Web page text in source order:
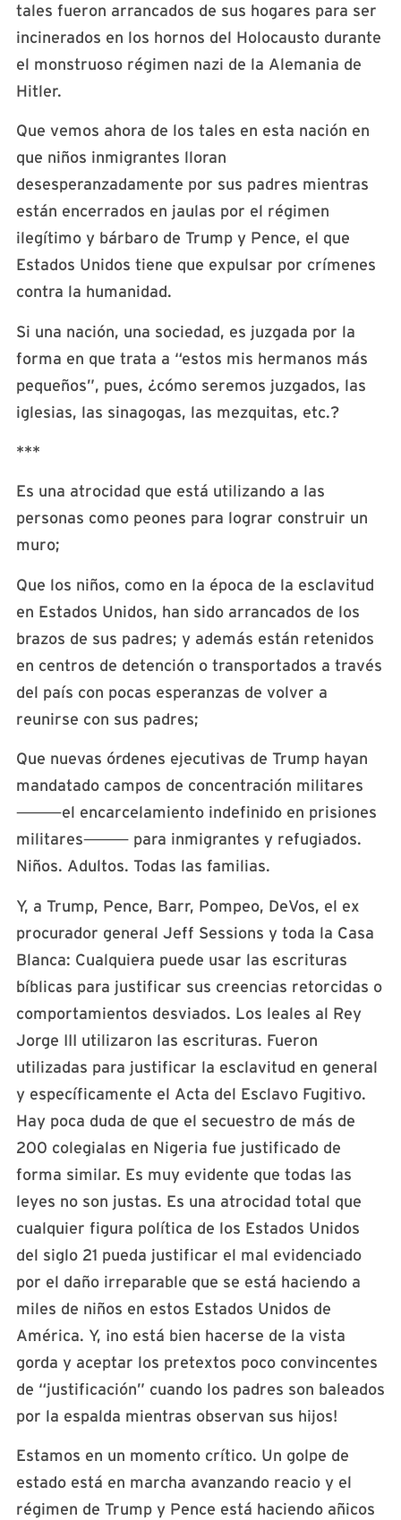
tales fueron arrancados de sus hogares para ser
incinerados en los hornos del Holocausto durante
el monstruoso régimen nazi de la Alemania de
Hitler.
Que vemos ahora de los tales en esta nación en
que niños inmigrantes lloran
desesperanzadamente por sus padres mientras
están encerrados en jaulas por el régimen
ilegítimo y bárbaro de Trump y Pence, el que
Estados Unidos tiene que expulsar por crímenes
contra la humanidad.
Si una nación, una sociedad, es juzgada por la
forma en que trata a “estos mis hermanos más
pequeños”, pues, ¿cómo seremos juzgados, las
iglesias, las sinagogas, las mezquitas, etc.?
***
Es una atrocidad que está utilizando a las
personas como peones para lograr construir un
muro;
Que los niños, como en la época de la esclavitud
en Estados Unidos, han sido arrancados de los
brazos de sus padres; y además están retenidos
en centros de detención o transportados a través
del país con pocas esperanzas de volver a
reunirse con sus padres;
Que nuevas órdenes ejecutivas de Trump hayan
mandatado campos de concentración militares
⸻el encarcelamiento indefinido en prisiones
militares⸻ para inmigrantes y refugiados.
Niños. Adultos. Todas las familias.
Y, a Trump, Pence, Barr, Pompeo, DeVos, el ex
procurador general Jeff Sessions y toda la Casa
Blanca: Cualquiera puede usar las escrituras
bíblicas para justificar sus creencias retorcidas o
comportamientos desviados. Los leales al Rey
Jorge III utilizaron las escrituras. Fueron
utilizadas para justificar la esclavitud en general
y específicamente el Acta del Esclavo Fugitivo.
Hay poca duda de que el secuestro de más de
200 colegialas en Nigeria fue justificado de
forma similar. Es muy evidente que todas las
leyes no son justas. Es una atrocidad total que
cualquier figura política de los Estados Unidos
del siglo 21 pueda justificar el mal evidenciado
por el daño irreparable que se está haciendo a
miles de niños en estos Estados Unidos de
América. Y, ¡no está bien hacerse de la vista
gorda y aceptar los pretextos poco convincentes
de “justificación” cuando los padres son baleados
por la espalda mientras observan sus hijos!
Estamos en un momento crítico. Un golpe de
estado está en marcha avanzando reacio y el
régimen de Trump y Pence está haciendo añicos